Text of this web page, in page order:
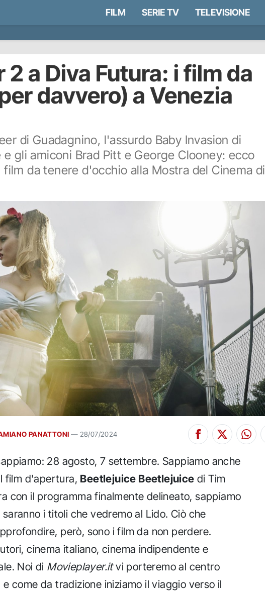
FILM SERIE TV TELEVISIONE
2 a Diva Futura: i film da
davvero) a Venezia
di Guadagnino, l'assurdo Baby Invasion di
e gli amiconi Brad Pitt e George Clooney: ecco
da tenere d'occhio alla Mostra del Cinema di
PANATTONI — 28/07/2024
28 agosto, 7 settembre. Sappiamo anche
film d'apertura, Beetlejuice Beetlejuice di Tim
con il programma finalmente delineato, sappiamo
i titoli che vedremo al Lido. Ciò che
però, sono i film da non perdere.
cinema italiano, cinema indipendente e
Noi di Movieplayer.itvi porteremo al centro
come da tradizione iniziamo il viaggio verso il